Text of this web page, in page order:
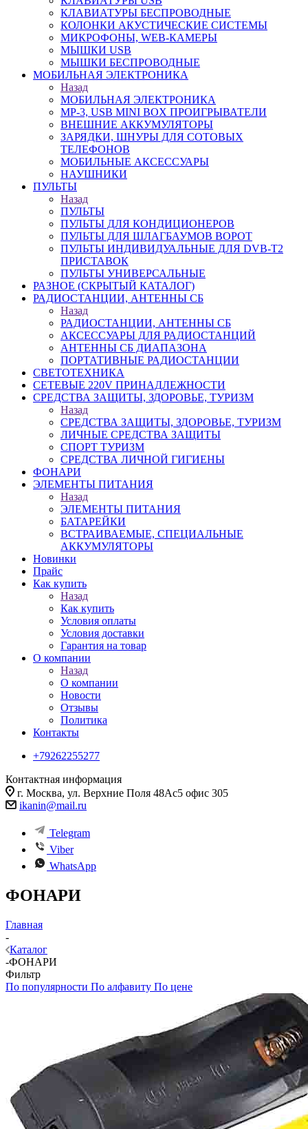
КЛАВИАТУРЫ БЕСПРОВОДНЫЕ
КОЛОНКИ АКУСТИЧЕСКИЕ СИСТЕМЫ
МИКРОФОНЫ, WEB-КАМЕРЫ
МЫШКИ USB
МЫШКИ БЕСПРОВОДНЫЕ
МОБИЛЬНАЯ ЭЛЕКТРОНИКА
Назад
МОБИЛЬНАЯ ЭЛЕКТРОНИКА
MP-3, USB MINI BOX ПРОИГРЫВАТЕЛИ
ВНЕШНИЕ АККУМУЛЯТОРЫ
ЗАРЯДКИ, ШНУРЫ ДЛЯ СОТОВЫХ
ТЕЛЕФОНОВ
МОБИЛЬНЫЕ АКСЕССУАРЫ
НАУШНИКИ
ПУЛЬТЫ
Назад
ПУЛЬТЫ
ПУЛЬТЫ ДЛЯ КОНДИЦИОНЕРОВ
ПУЛЬТЫ ДЛЯ ШЛАГБАУМОВ ВОРОТ
ПУЛЬТЫ ИНДИВИДУАЛЬНЫЕ ДЛЯ DVB-T2
ПРИСТАВОК
ПУЛЬТЫ УНИВЕРСАЛЬНЫЕ
РАЗНОЕ (СКРЫТЫЙ КАТАЛОГ)
РАДИОСТАНЦИИ, АНТЕННЫ CБ
Назад
РАДИОСТАНЦИИ, АНТЕННЫ CБ
АКСЕССУАРЫ ДЛЯ РАДИОСТАНЦИЙ
АНТЕННЫ CБ ДИАПАЗОНА
ПОРТАТИВНЫЕ РАДИОСТАНЦИИ
СВЕТОТЕХНИКА
СЕТЕВЫЕ 220V ПРИНАДЛЕЖНОСТИ
СРЕДСТВА ЗАЩИТЫ, ЗДОРОВЬЕ, ТУРИЗМ
Назад
СРЕДСТВА ЗАЩИТЫ, ЗДОРОВЬЕ, ТУРИЗМ
ЛИЧНЫЕ СРЕДСТВА ЗАЩИТЫ
СПОРТ ТУРИЗМ
СРЕДСТВА ЛИЧНОЙ ГИГИЕНЫ
ФОНАРИ
ЭЛЕМЕНТЫ ПИТАНИЯ
Назад
ЭЛЕМЕНТЫ ПИТАНИЯ
БАТАРЕЙКИ
ВСТРАИВАЕМЫЕ, СПЕЦИАЛЬНЫЕ
АККУМУЛЯТОРЫ
Новинки
Прайс
Как купить
Назад
Как купить
Условия оплаты
Условия доставки
Гарантия на товар
О компании
Назад
О компании
Новости
Отзывы
Политика
Контакты
+79262255277
Контактная информация
г. Москва, ул. Верхние Поля 48Ас5 офис 305
ikanin@mail.ru
Telegram
Viber
WhatsApp
ФОНАРИ
Главная
-
Каталог
-ФОНАРИ
Фильтр
По популярности По алфавиту По цене